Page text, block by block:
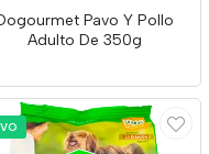
Pavo Y Pollo
Adulto De 350g